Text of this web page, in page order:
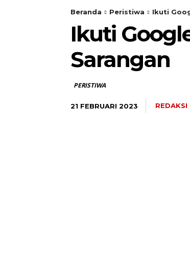
Beranda Peristiwa Ikuti
Ikuti
Sarangan
PERISTIWA
21 FEBRUARI 2023 REDAKSI